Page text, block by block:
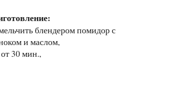
блендером помидор с
и маслом,
30 мин.,